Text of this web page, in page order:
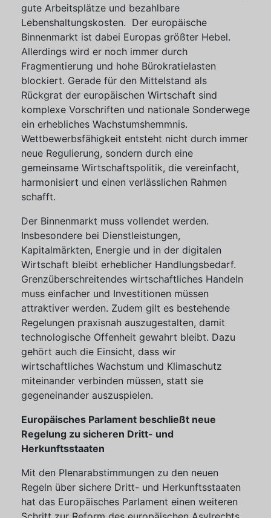
gute Arbeitsplätze und bezahlbare
Lebenshaltungskosten. Der europäische
Binnenmarkt ist dabei Europas größter Hebel.
Allerdings wird er noch immer durch
Fragmentierung und hohe Bürokratielasten
blockiert. Gerade für den Mittelstand als
Rückgrat der europäischen Wirtschaft sind
komplexe Vorschriften und nationale Sonderwege
ein erhebliches Wachstumshemmnis.
Wettbewerbsfähigkeit entsteht nicht durch immer
neue Regulierung, sondern durch eine
gemeinsame Wirtschaftspolitik, die vereinfacht,
harmonisiert und einen verlässlichen Rahmen
schafft.
Der Binnenmarkt muss vollendet werden.
Insbesondere bei Dienstleistungen,
Kapitalmärkten, Energie und in der digitalen
Wirtschaft bleibt erheblicher Handlungsbedarf.
Grenzüberschreitendes wirtschaftliches Handeln
muss einfacher und Investitionen müssen
attraktiver werden. Zudem gilt es bestehende
Regelungen praxisnah auszugestalten, damit
technologische Offenheit gewahrt bleibt. Dazu
gehört auch die Einsicht, dass wir
wirtschaftliches Wachstum und Klimaschutz
miteinander verbinden müssen, statt sie
gegeneinander auszuspielen.
Europäisches Parlament beschließt neue
Regelung zu sicheren Dritt- und
Herkunftsstaaten
Mit den Plenarabstimmungen zu den neuen
Regeln über sichere Dritt- und Herkunftsstaaten
hat das Europäisches Parlament einen weiteren